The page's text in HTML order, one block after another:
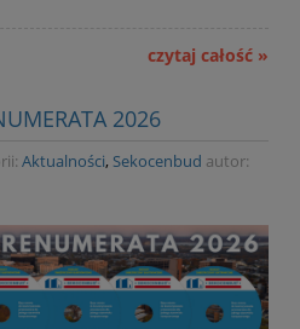
czytaj całość »
2026
Aktualności, Sekocenbud autor: